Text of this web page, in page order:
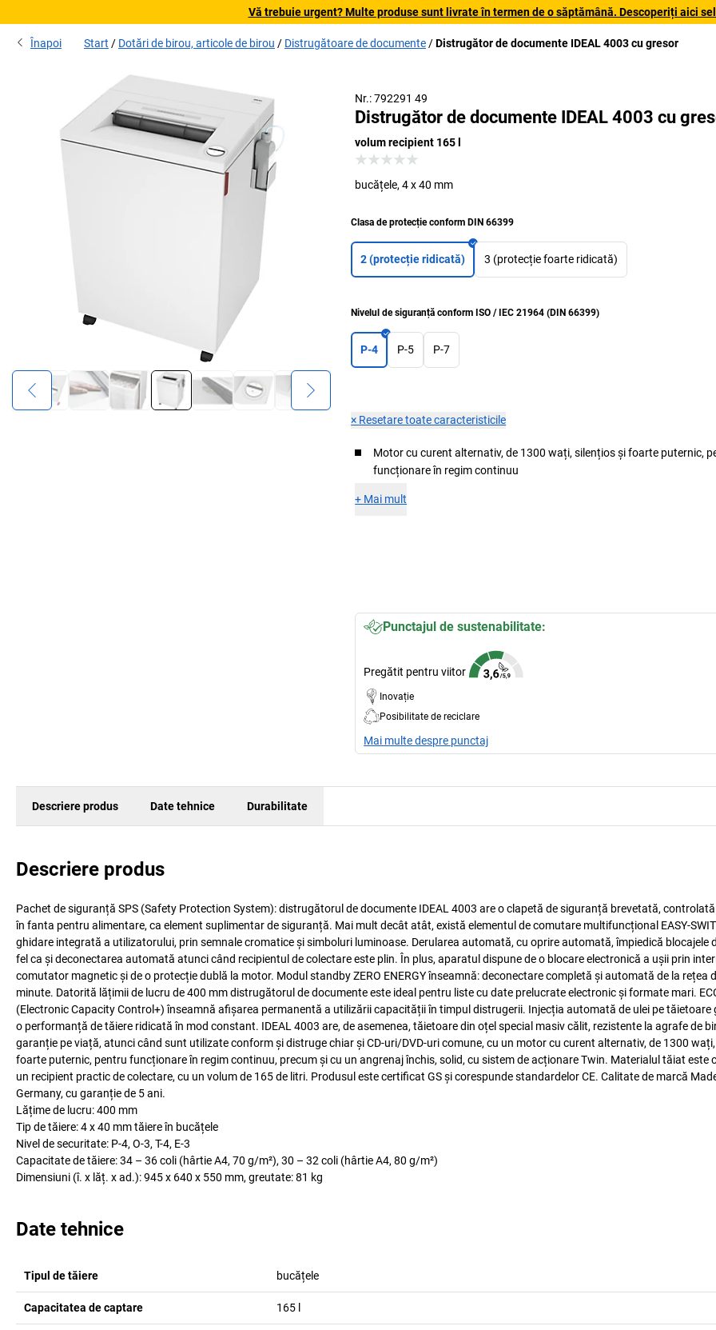
Vă trebuie urgent? Multe produse sunt livrate în termen de o săptămână. Descoperiți aici
Înapoi Start Dotări de birou, articole de birou Distrugătoare de documente Distrugător de documente IDEAL 4003 cu gresor
Nr.: 792291 49
Distrugător de documente IDEAL 4003 cu
volum recipient 165 l
bucățele, 4 x 40 mm
Clasa de protecție conform DIN 66399
2 (protecție ridicată) 3 (protecție foarte ridicată)
Nivelul de siguranță conform ISO / IEC 21964 (DIN 66399)
P-4 P-5 P-7
× Resetare toate caracteristicile
Motor cu curent alternativ, de 1300 wați, silențios și foarte puternic,
funcționare în regim continuu
+ Mai mult
Punctajul de sustenabilitate:
Pregătit pentru viitor
Inovație
Posibilitate de reciclare
Mai multe despre punctaj
Descriere produs Date tehnice Durabilitate
Descriere produs
Pachet de siguranță SPS (Safety Protection System): distrugătorul de documente IDEAL 4003 are o clapetă de siguranță brevetată,
în fanta pentru alimentare, ca element suplimentar de siguranță. Mai mult decât atât, există elementul de comutare multifuncțional EASY-
ghidare integrată a utilizatorului, prin semnale cromatice și simboluri luminoase. Derularea automată, cu oprire automată, împiedică blocajele
fel ca și deconectarea automată atunci când recipientul de colectare este plin. În plus, aparatul dispune de o blocare electronică a ușii prin
comutator magnetic și de o protecție dublă la motor. Modul standby ZERO ENERGY înseamnă: deconectare completă și automată de la rețea
minute. Datorită lățimii de lucru de 400 mm distrugătorul de documente este ideal pentru liste cu date prelucrate electronic și formate mari.
(Electronic Capacity Control+) înseamnă afișarea permanentă a utilizării capacității în timpul distrugerii. Injecția automată de ulei pe tăietoare
o performanță de tăiere ridicată în mod constant. IDEAL 4003 are, de asemenea, tăietoare din oțel special masiv călit, rezistente la agrafe de
garanție pe viață, atunci când sunt utilizate conform și distruge chiar și CD-uri/DVD-uri comune, cu un motor cu curent alternativ, de 1300
foarte puternic, pentru funcționare în regim continuu, precum și cu un angrenaj închis, solid, cu sistem de acționare Twin. Materialul tăiat este
un recipient practic de colectare, cu un volum de 165 de litri. Produsul este certificat GS și corespunde standardelor CE. Calitate de marcă
Germany, cu garanție de 5 ani.
Lățime de lucru: 400 mm
Tip de tăiere: 4 x 40 mm tăiere în bucățele
Nivel de securitate: P-4, O-3, T-4, E-3
Capacitate de tăiere: 34 – 36 coli (hârtie A4, 70 g/m²), 30 – 32 coli (hârtie A4, 80 g/m²)
Dimensiuni (î. x lăț. x ad.): 945 x 640 x 550 mm, greutate: 81 kg
Date tehnice
Tipul de tăiere bucățele
Capacitatea de captare 165